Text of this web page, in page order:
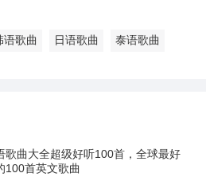
语歌曲 日语歌曲
泰语歌曲
歌曲大全超级好听100首，全球最好
100首英文歌曲